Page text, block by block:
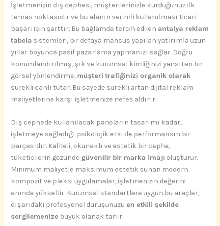
İşletmenizin dış cephesi, müşterilerinizle kurduğunuz ilk
temas noktasıdır ve bu alanın verimli kullanılması ticari
başarı için şarttır. Bu bağlamda tercih edilen antalya reklam
tabela sistemleri, bir defaya mahsus yapılan yatırımla uzun
yıllar boyunca pasif pazarlama yapmanızı sağlar. Doğru
konumlandırılmış, şık ve kurumsal kimliğinizi yansıtan bir
görsel yönlendirme, müşteri trafiğinizi organik olarak
sürekli canlı tutar. Bu sayede sürekli artan dijital reklam
maliyetlerine karşı işletmenize nefes aldırır.
Dış cephede kullanılacak panoların tasarımı kadar,
işletmeye sağladığı psikolojik etki de performansın bir
parçasıdır. Kaliteli, okunaklı ve estetik bir cephe,
tüketicilerin gözünde güvenilir bir marka imajı oluşturur.
Minimum maliyetle maksimum estetik sunan modern
kompozit ve pleksi uygulamalar, işletmenizin değerini
anında yükseltir. Kurumsal standartlara uygun bu araçlar,
dışarıdaki profesyonel duruşunuzu en etkili şekilde
sergilemenize büyük olanak tanır.